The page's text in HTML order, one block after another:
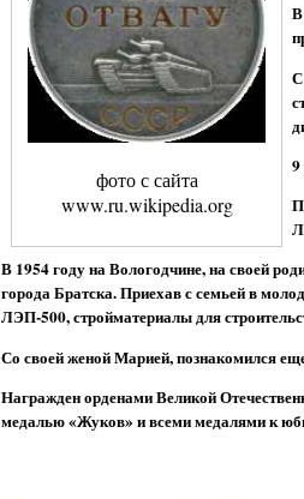
фото с сайта
www.ru.wikipedia.org
С
В 1954 году на Вологодчине, на своей
города Братска. Приехав с семьей в
ЛЭП-500, стройматериалы для
Со своей женой Марией, познакомился
Награжден орденами Великой
медалью «Жуков» и всеми медалями к